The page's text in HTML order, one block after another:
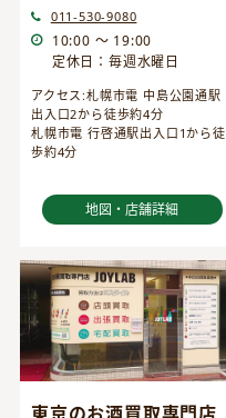
011-530-9080
10:00 ～ 19:00
定休日：毎週水曜日
アクセス:札幌市電 中島公園通駅
出入口2から徒歩約4分
札幌市電 行啓通駅出入口1から徒
歩約4分
地図・店舗詳細